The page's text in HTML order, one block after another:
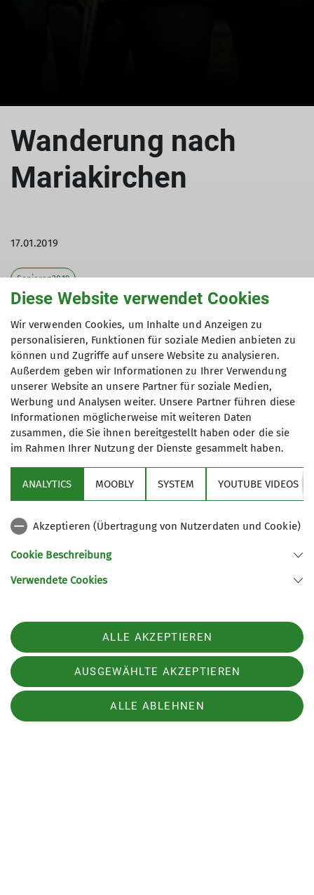
Wanderung nach
Mariakirchen
17.01.2019
Senioren2019
Teilnehmer: 8
Bei herrlichen Wetter war am Sonntag, 17. Januar,
eine Gruppe Wanderer des Alpenvereins
Dingolfing unterwegs. Der weg führte auf den
Radweg von Arnstorf nach Mariakirchen. Nach der
Einkehr im "Schlossbräu"Mariakirchen, ging es
über Padersberg, Stockahausen vorbei an der
Bruder Konrad Kapelle und der "300-jahrigen
Eiche" bergab ins Kollbachtal und wieder zum
Ausgangspunkt.
Diese Website verwendet Cookies
Wir verwenden Cookies, um Inhalte und Anzeigen zu
personalisieren, Funktionen für soziale Medien anbieten zu
können und Zugriffe auf unsere Website zu analysieren.
Außerdem geben wir Informationen zu Ihrer Verwendung
unserer Website an unsere Partner für soziale Medien,
Werbung und Analysen weiter. Unsere Partner führen diese
Informationen möglicherweise mit weiteren Daten
zusammen, die Sie ihnen bereitgestellt haben oder die sie
im Rahmen Ihrer Nutzung der Dienste gesammelt haben.
ANALYTICS MOOBLY SYSTEM YOUTUBE VIDEOS
Akzeptieren (Übertragung von Nutzerdaten und Cookie)
Cookie Beschreibung
Verwendete Cookies
ALLE AKZEPTIEREN
AUSGEWÄHLTE AKZEPTIEREN
ALLE ABLEHNEN